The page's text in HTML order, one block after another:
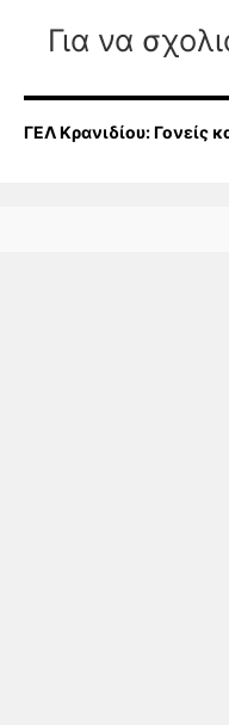
Για να
ΓΕΛ Κρανιδίου: Γονείς